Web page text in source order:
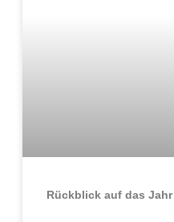
Rückblick auf das Jahr